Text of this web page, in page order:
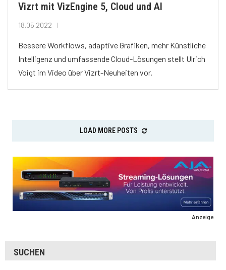
Vizrt mit VizEngine 5, Cloud und AI
18.05.2022
Bessere Workflows, adaptive Grafiken, mehr Künstliche
Intelligenz und umfassende Cloud-Lösungen stellt Ulrich
Voigt im Video über Vizrt-Neuheiten vor.
LOAD MORE POSTS
Anzeige
SUCHEN